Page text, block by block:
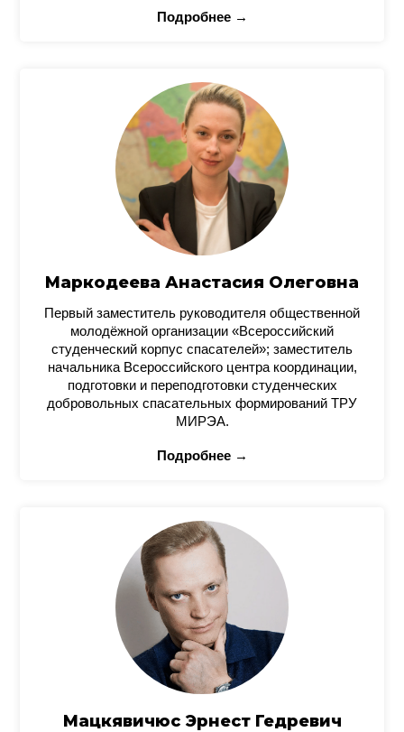
Подробнее →
Маркодеева Анастасия Олеговна
Первый заместитель руководителя общественной
молодёжной организации «Всероссийский
студенческий корпус спасателей»; заместитель
начальника Всероссийского центра координации,
подготовки и переподготовки студенческих
добровольных спасательных формирований ТРУ
МИРЭА.
Подробнее →
Мацкявичюс Эрнест Гедревич